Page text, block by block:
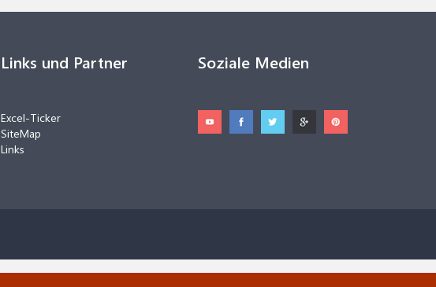
Links und Partner
Excel-Ticker
SiteMap
Links
Soziale Medien